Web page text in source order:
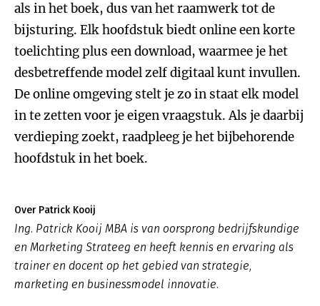
als in het boek, dus van het raamwerk tot de
bijsturing. Elk hoofdstuk biedt online een korte
toelichting plus een download, waarmee je het
desbetreffende model zelf digitaal kunt invullen.
De online omgeving stelt je zo in staat elk model
in te zetten voor je eigen vraagstuk. Als je daarbij
verdieping zoekt, raadpleeg je het bijbehorende
hoofdstuk in het boek.
Over Patrick Kooij
Ing. Patrick Kooij MBA is van oorsprong bedrijfskundige
en Marketing Strateeg en heeft kennis en ervaring als
trainer en docent op het gebied van strategie,
marketing en businessmodel innovatie.